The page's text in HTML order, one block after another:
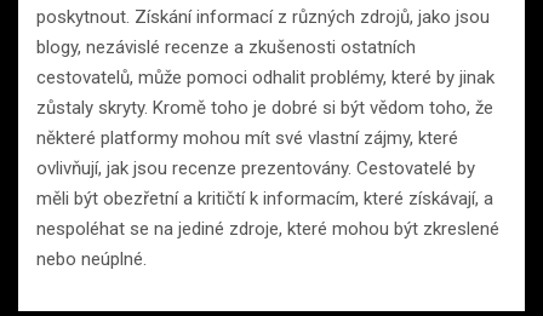
poskytnout. Získání informací z různých zdrojů, jako jsou
blogy, nezávislé recenze a zkušenosti ostatních
cestovatelů, může pomoci odhalit problémy, které by jinak
zůstaly skryty. Kromě toho je dobré si být vědom toho, že
některé platformy mohou mít své vlastní zájmy, které
ovlivňují, jak jsou recenze prezentovány. Cestovatelé by
měli být obezřetní a kritičtí k informacím, které získávají, a
nespoléhat se na jediné zdroje, které mohou být zkreslené
nebo neúplné.